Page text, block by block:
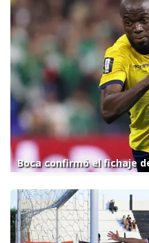
Boca confirmó el fichaje